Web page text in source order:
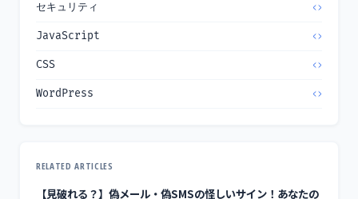
セキュリティ
JavaScript
CSS
WordPress
RELATED ARTICLES
【見破れる？】偽メール・偽SMSの怪しいサイン！あなたの